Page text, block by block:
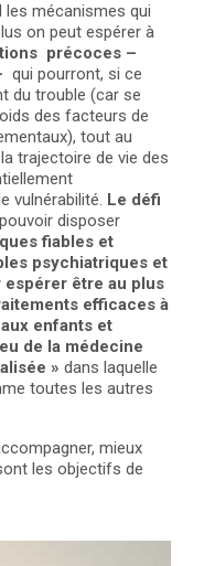
les mécanismes qui
on peut espérer à
précoces –
qui pourront, si ce
du trouble (car se
des facteurs de
tout au
trajectoire de vie des
vulnérabilité. Le défi
disposer
fiables et
psychiatriques et
être au plus
efficaces à
enfants et
de la médecine
» dans laquelle
toutes les autres
mieux
les objectifs de